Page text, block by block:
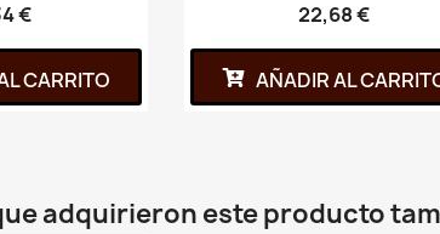
€
CARRITO
22,68 €
AÑADIR AL
adquirieron este producto